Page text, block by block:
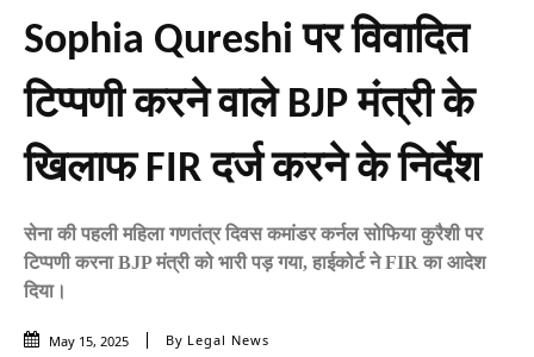
Sophia Qureshi पर विवादित
टिप्पणी करने वाले BJP मंत्री के
खिलाफ FIR दर्ज करने के निर्देश
सेना की पहली महिला गणतंत्र दिवस कमांडर कर्नल सोफिया कुरैशी पर
टिप्पणी करना BJP मंत्री को भारी पड़ गया, हाईकोर्ट ने FIR का आदेश
दिया।
May 15, 2025 By Legal News